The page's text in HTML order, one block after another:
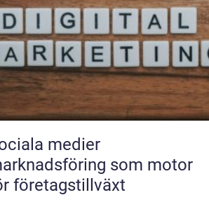
medier
som motor
företagstillväxt